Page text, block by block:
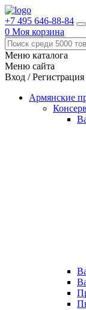
+7 495 646-88-84
0 Моя корзина
Меню каталога
Меню сайта
Вход / Регистрация
Армянские